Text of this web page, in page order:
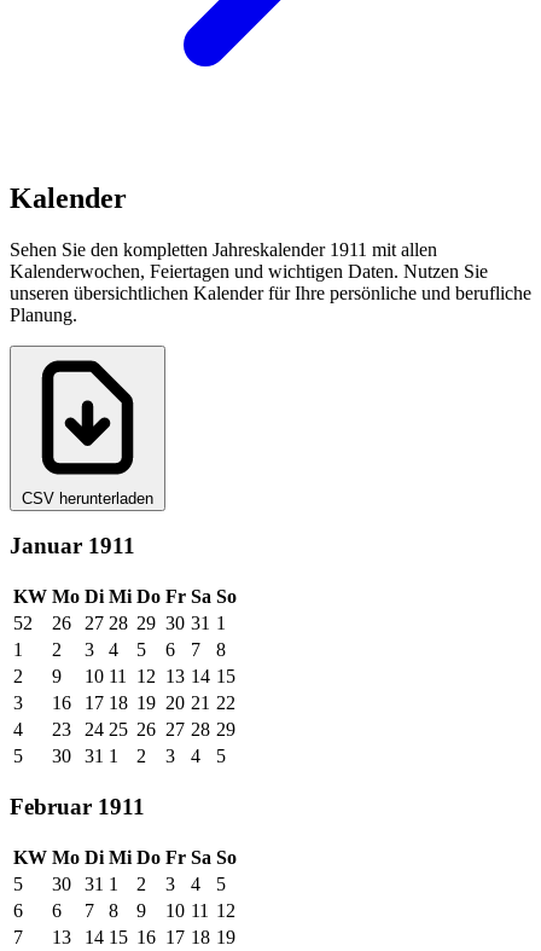
Kalender
Sehen Sie den kompletten Jahreskalender 1911 mit allen
Kalenderwochen, Feiertagen und wichtigen Daten. Nutzen Sie
unseren übersichtlichen Kalender für Ihre persönliche und berufliche
Planung.
CSV herunterladen
Januar 1911
KW Mo Di Mi Do Fr Sa So
52
26 27 28 29 30 31 1
1
2 3 4 5 6 7
8
2
9 10 11 12 13 14 15
3
16 17 18 19 20 21 22
4
23 24 25 26 27 28 29
5
30 31 1 2 3 4 5
Februar 1911
KW Mo Di Mi Do Fr Sa So
5
30 31 1 2 3 4
5
6
6 7 8 9 10 11 12
7
13 14 15 16 17 18 19